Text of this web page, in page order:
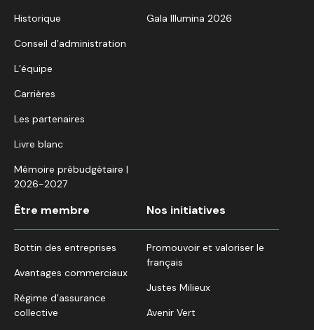
Historique
Conseil d’administration
L’équipe
Carrières
Les partenaires
Livre blanc
Mémoire prébudgétaire |
2026-2027
Gala Illumina 2026
Être membre
Bottin des entreprises
Avantages commerciaux
Régime d’assurance
collective
Nos initiatives
Promouvoir et valoriser le
français
Justes Milieux
Avenir Vert